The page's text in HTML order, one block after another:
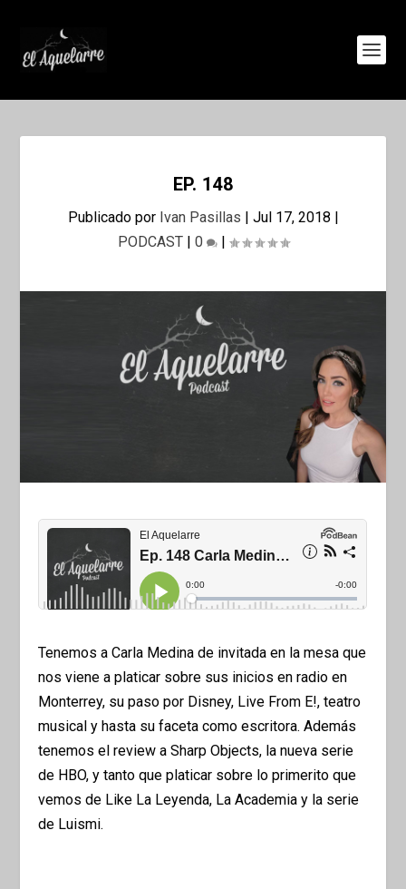
EP. 148
Publicado por Ivan Pasillas | Jul 17, 2018 |
PODCAST| 0 |
Tenemos a Carla Medina de invitada en la mesa que
nos viene a platicar sobre sus inicios en radio en
Monterrey, su paso por Disney, Live From E!, teatro
musical y hasta su faceta como escritora. Además
tenemos el review a Sharp Objects, la nueva serie
de HBO, y tanto que platicar sobre lo primerito que
vemos de Like La Leyenda, La Academia y la serie
de Luismi.